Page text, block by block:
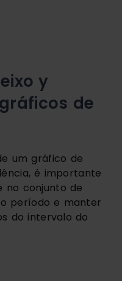
y
de
um gráfico de
é importante
no conjunto de
período e manter
do intervalo do